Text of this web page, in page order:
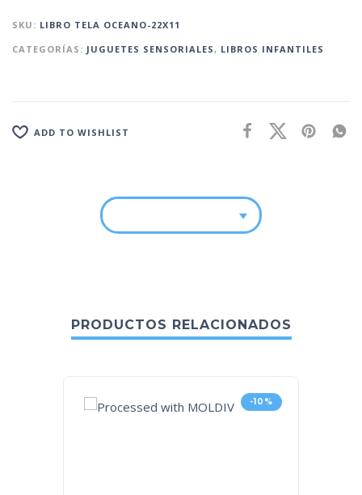
SKU: LIBRO TELA OCEANO-22X11
CATEGORÍAS: JUGUETES SENSORIALES, LIBROS INFANTILES
ADD TO WISHLIST
PRODUCTOS RELACIONADOS
-10%